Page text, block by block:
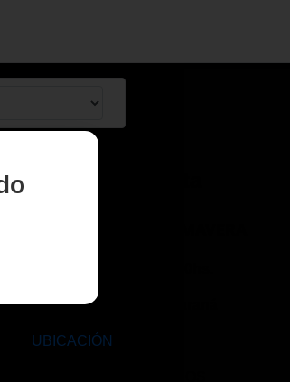
MILLAN presenta
DÍA DE LA PRIMAVERA
del Neo Casino - Paraná
UBICACIÓN